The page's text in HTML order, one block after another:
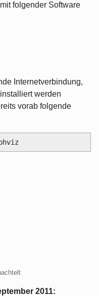
folgender Software
Internetverbindung,
werden
vorab folgende
    sudo apt-get install graphviz
2011: